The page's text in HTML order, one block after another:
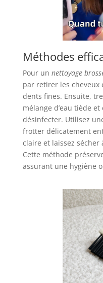
Méthodes
Pour un nettoyage
par retirer les cheveux
dents fines. Ensuite,
mélange d’eau tiède
désinfecter. Utilisez
frotter délicatement
claire et laissez sécher
Cette méthode
assurant une hygiène